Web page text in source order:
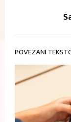
POVEZANI